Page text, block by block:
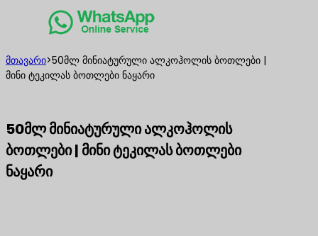
მთავარი>50მლ მინიატურული ალკოჰოლის ბოთლები |
მინი ტეკილას ბოთლები ნაყარი
50მლ მინიატურული ალკოჰოლის
ბოთლები | მინი ტეკილას ბოთლები
ნაყარი